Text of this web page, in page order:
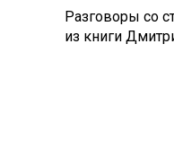
Разговоры со
из книги